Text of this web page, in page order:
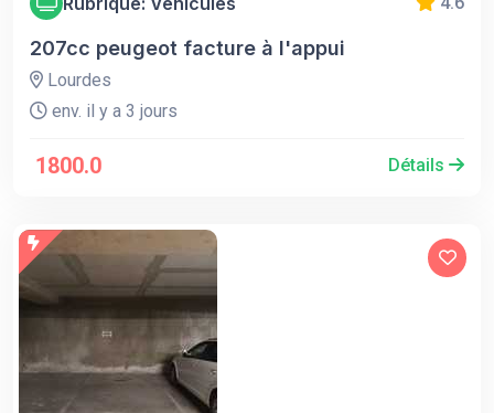
207cc peugeot facture à l'appui
Lourdes
env. il y a 3 jours
1800.0 Détails